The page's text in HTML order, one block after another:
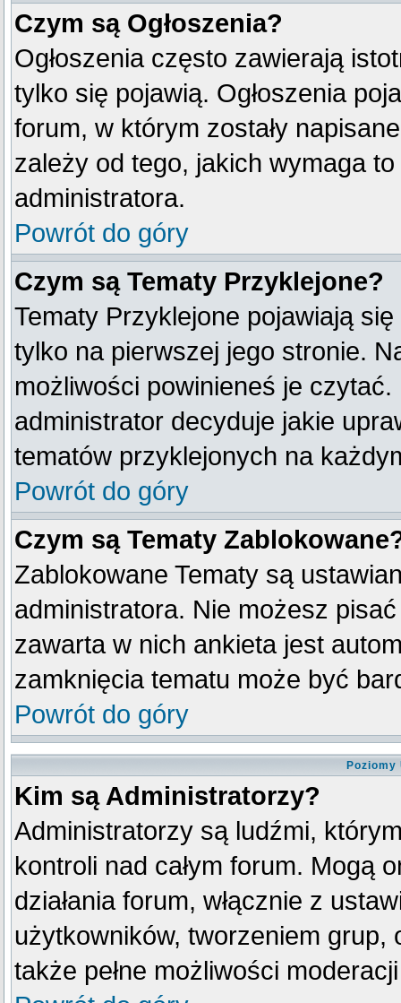
Czym są Ogłoszenia?
Ogłoszenia często zawierają
tylko się pojawią. Ogłoszenia
forum, w którym zostały
zależy od tego, jakich wymaga
administratora.
Powrót do góry
Czym są Tematy Przyklejone?
Tematy Przyklejone pojawiają
tylko na pierwszej jego stronie.
możliwości powinieneś je czytać.
administrator decyduje jakie
tematów przyklejonych na
Powrót do góry
Czym są Tematy
Zablokowane Tematy są
administratora. Nie możesz
zawarta w nich ankieta jest
zamknięcia tematu może być
Powrót do góry
Kim są Administratorzy?
Administratorzy są ludźmi,
kontroli nad całym forum. Mogą
działania forum, włącznie z
użytkowników, tworzeniem grup,
także pełne możliwości